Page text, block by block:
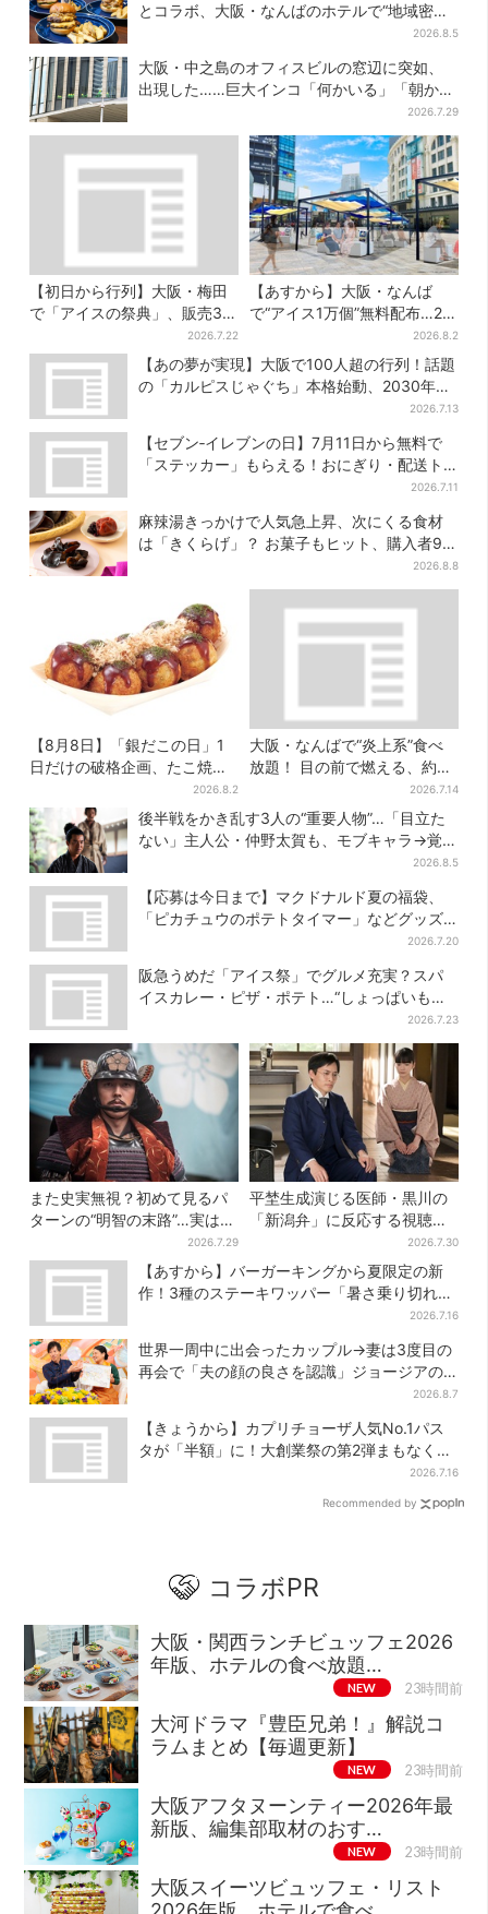
とコラボ、大阪・なんばのホテルで“地域密
2026.8.5
大阪・中之島のオフィスビルの窓辺に突如、
出現した……巨大インコ「何かいる」「朝から
2026.7.29
【初日から行列】大阪・梅田
で「アイスの祭典」、販売30
分で完売…“ほうせき箱”の限定
メニューも
2026.7.22
【あすから】大阪・なんば
で“アイス1万個”無料配布…2日
間限定で、ロッテの人気商品
もらえる
2026.8.2
【あの夢が実現】大阪で100人超の行列！話題
の「カルピスじゃぐち」本格始動、2030年ま
2026.7.13
【セブン‐イレブンの日】7月11日から無料で
「ステッカー」もらえる！おにぎり・配送ト
2026.7.11
麻辣湯きっかけで人気急上昇、次にくる食材
は「きくらげ」？ お菓子もヒット、購入者9割
2026.8.8
【8月8日】「銀だこの日」1
日だけの破格企画、たこ焼き1
舟が88円に…先着88名限り
2026.8.2
大阪・なんばで“炎上系”食べ
放題！ 目の前で燃える、約40
種類のランチビュッフェ2026.7.14
後半戦をかき乱す3人の“重要人物”…「目立た
ない」主人公・仲野太賀も、モブキャラ→覚醒
2026.8.5
【応募は今日まで】マクドナルド夏の福袋、
「ピカチュウのポテトタイマー」などグッズ3
2026.7.20
阪急うめだ「アイス祭」でグルメ充実？スパ
イスカレー・ピザ・ポテト…“しょっぱいもの
2026.7.23
また史実無視？初めて見るパ
ターンの“明智の末路”…実は、
ありえなくもない！？【豊臣
兄弟】
2026.7.29
平埜生成演じる医師・黒川の
「新潟弁」に反応する視聴者
2026.7.30
【あすから】バーガーキングから夏限定の新
作！3種のステーキワッパー「暑さ乗り切れそ
2026.7.16
世界一周中に出会ったカップル→妻は3度目の
再会で「夫の顔の良さを認識」ジョージアの
2026.8.7
【きょうから】カプリチョーザ人気No.1パス
タが「半額」に！大創業祭の第2弾まもなくス
2026.7.16
Recommended by
コラボPR
大阪・関西ランチビュッフェ2026
年版、ホテルの食べ放題…
NEW 23時間前
大河ドラマ『豊臣兄弟！』解説コ
ラムまとめ【毎週更新】
NEW 23時間前
大阪アフタヌーンティー2026年最
新版、編集部取材のおす…
NEW 23時間前
大阪スイーツビュッフェ・リスト